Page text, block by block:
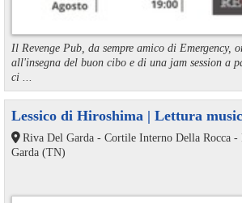
Il Revenge Pub, da sempre amico di Emergency,
all'insegna del buon cibo e di una jam session a
ci ...
Lessico di Hiroshima | Lettura
Riva Del Garda - Cortile Interno Della Rocca -
Garda (TN)